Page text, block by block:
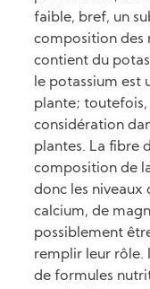
faible, bref, un
composition des
contient du
le potassium est
plante;
considération
plantes. La fibre
composition de
donc les niveaux
calcium, de
possiblement
remplir leur rôle.
de formules